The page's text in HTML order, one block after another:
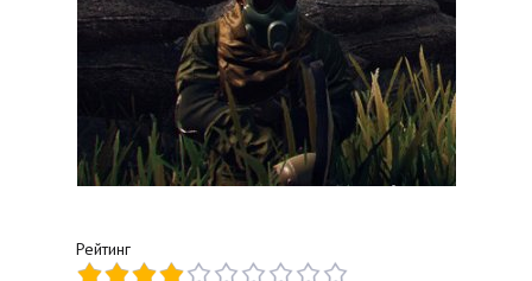
Рейтинг